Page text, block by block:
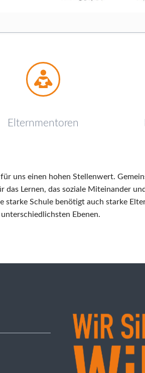
Elternmentoren
uns einen hohen Stellenwert.
Lernen, das soziale Miteinander
starke Schule benötigt auch starke
Ebenen.